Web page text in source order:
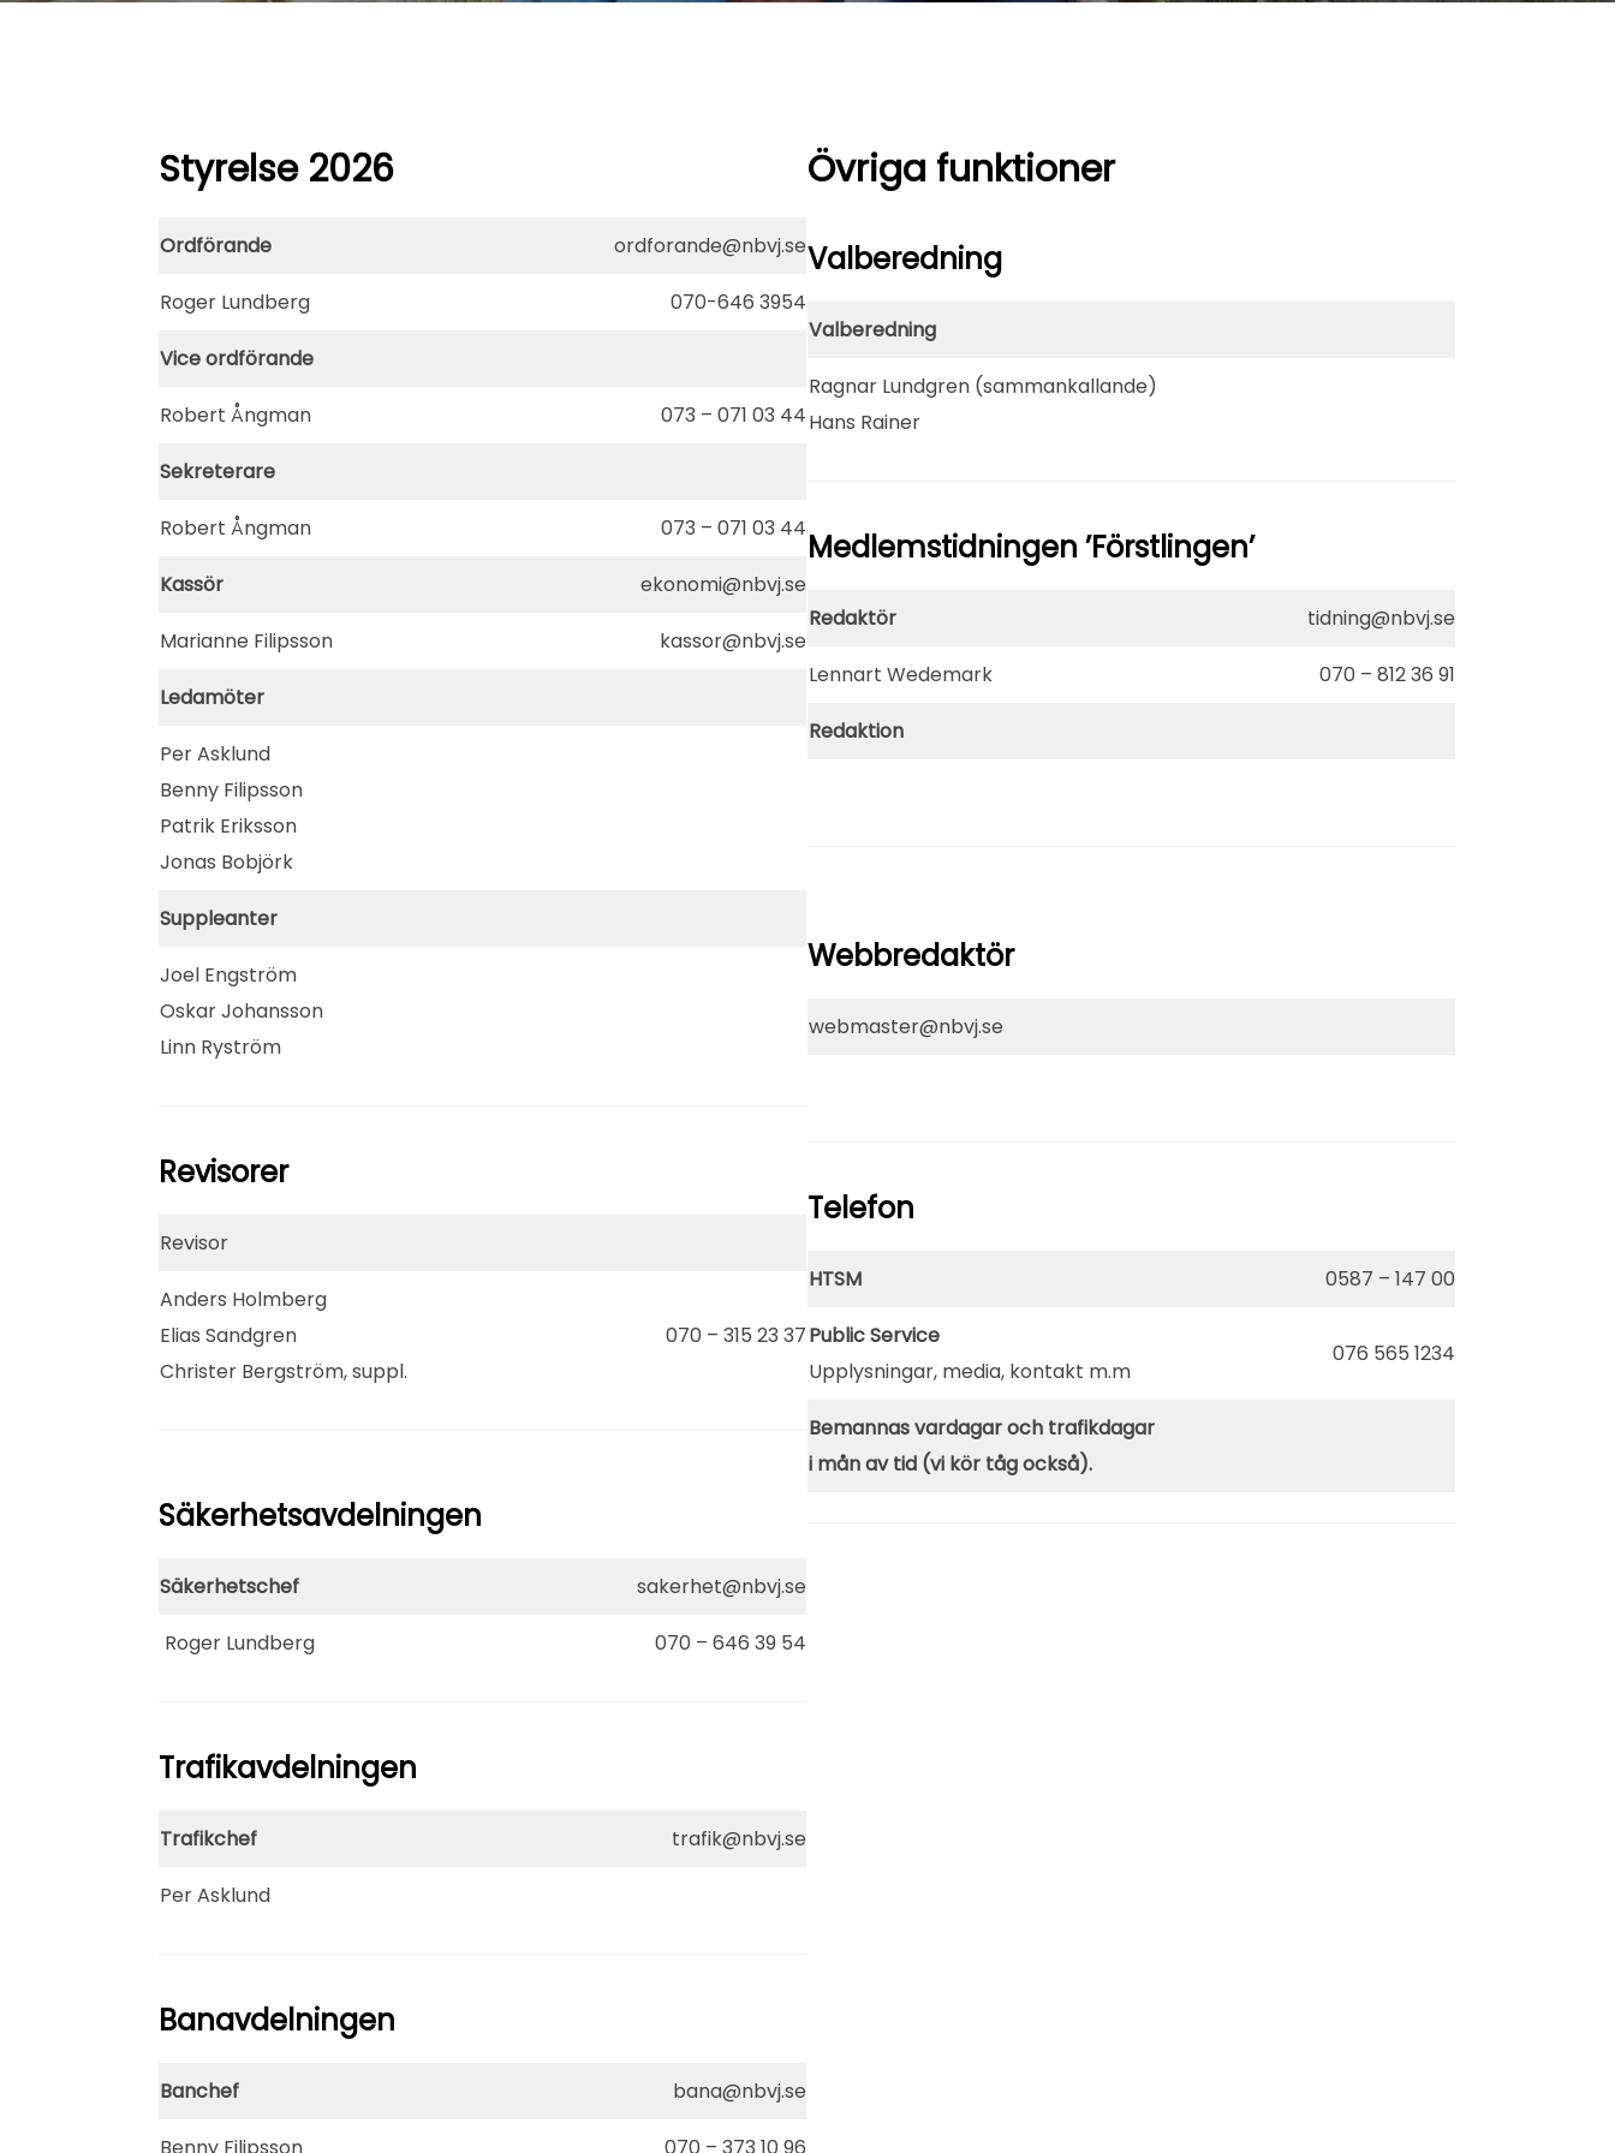
Styrelse 2026
Ordförande ordforande@nbvj.se
Roger Lundberg 070-646 3954
Vice ordförande
Robert Ångman 073 – 071 03 44
Sekreterare
Robert Ångman 073 – 071 03 44
Kassör ekonomi@nbvj.se
Marianne Filipsson kassor@nbvj.se
Ledamöter
Per Asklund
Benny Filipsson
Patrik Eriksson
Jonas Bobjörk
Suppleanter
Joel Engström
Oskar Johansson
Linn Ryström
Revisorer
Revisor
Anders Holmberg
Elias Sandgren
Christer Bergström, suppl.
070 – 315 23 37
Säkerhetsavdelningen
Säkerhetschef sakerhet@nbvj.se
Roger Lundberg 070 – 646 39 54
Trafikavdelningen
Trafikchef trafik@nbvj.se
Per Asklund
Banavdelningen
Banchef bana@nbvj.se
Benny Filipsson 070 – 373 10 96
Övriga funktioner
Valberedning
Valberedning
Ragnar Lundgren (sammankallande)
Hans Rainer
Medlemstidningen ’Förstlingen’
Redaktör tidning@nbvj.se
Lennart Wedemark 070 – 812 36 91
Redaktion
Webbredaktör
webmaster@nbvj.se
Telefon
HTSM 0587 – 147 00
Public Service
Upplysningar, media, kontakt m.m
076 565 1234
Bemannas vardagar och trafikdagar
i mån av tid (vi kör tåg också).